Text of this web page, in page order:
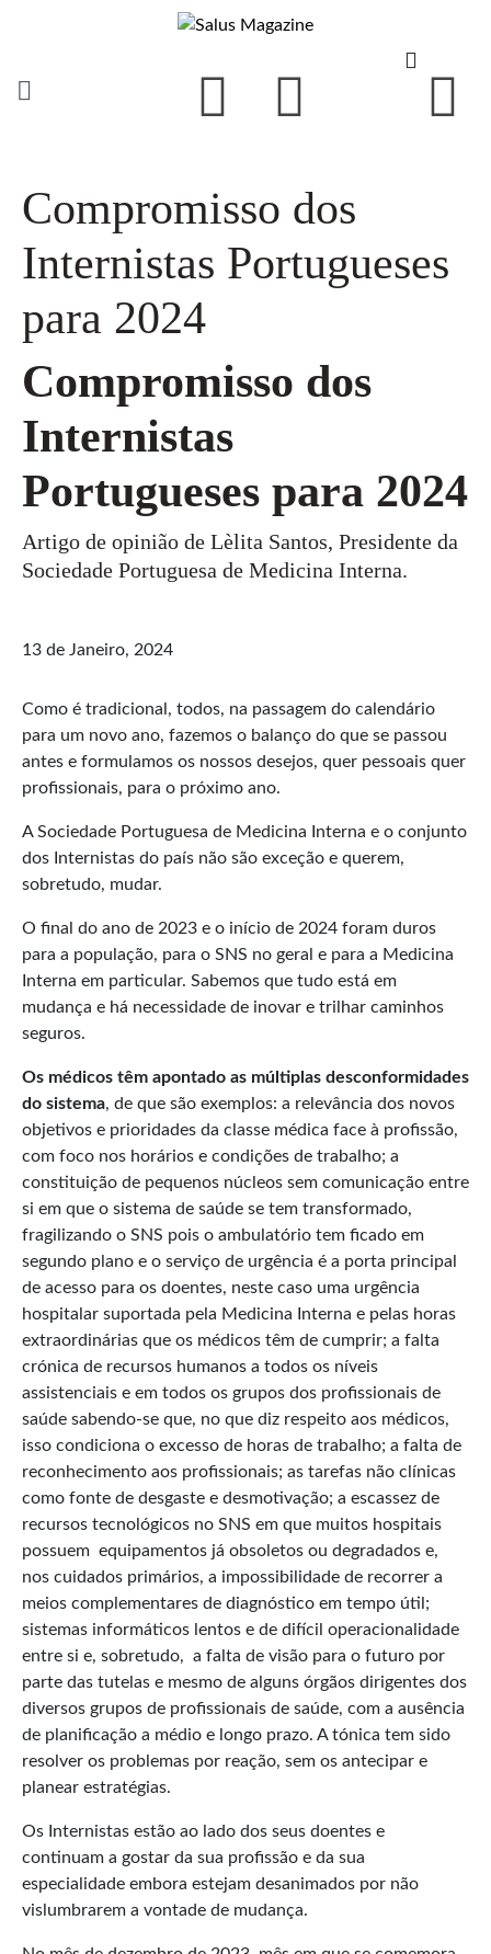
Compromisso dos
Internistas Portugueses
para 2024
Compromisso dos
Internistas
Portugueses para 2024
Artigo de opinião de Lèlita Santos, Presidente da
Sociedade Portuguesa de Medicina Interna.
13 de Janeiro, 2024
Como é tradicional, todos, na passagem do calendário
para um novo ano, fazemos o balanço do que se passou
antes e formulamos os nossos desejos, quer pessoais quer
profissionais, para o próximo ano.
A Sociedade Portuguesa de Medicina Interna e o conjunto
dos Internistas do país não são exceção e querem,
sobretudo, mudar.
O final do ano de 2023 e o início de 2024 foram duros
para a população, para o SNS no geral e para a Medicina
Interna em particular. Sabemos que tudo está em
mudança e há necessidade de inovar e trilhar caminhos
seguros.
Os médicos têm apontado as múltiplas desconformidades
do sistema, de que são exemplos: a relevância dos novos
objetivos e prioridades da classe médica face à profissão,
com foco nos horários e condições de trabalho; a
constituição de pequenos núcleos sem comunicação entre
si em que o sistema de saúde se tem transformado,
fragilizando o SNS pois o ambulatório tem ficado em
segundo plano e o serviço de urgência é a porta principal
de acesso para os doentes, neste caso uma urgência
hospitalar suportada pela Medicina Interna e pelas horas
extraordinárias que os médicos têm de cumprir; a falta
crónica de recursos humanos a todos os níveis
assistenciais e em todos os grupos dos profissionais de
saúde sabendo-se que, no que diz respeito aos médicos,
isso condiciona o excesso de horas de trabalho; a falta de
reconhecimento aos profissionais; as tarefas não clínicas
como fonte de desgaste e desmotivação; a escassez de
recursos tecnológicos no SNS em que muitos hospitais
possuem equipamentos já obsoletos ou degradados e,
nos cuidados primários, a impossibilidade de recorrer a
meios complementares de diagnóstico em tempo útil;
sistemas informáticos lentos e de difícil operacionalidade
entre si e, sobretudo, a falta de visão para o futuro por
parte das tutelas e mesmo de alguns órgãos dirigentes dos
diversos grupos de profissionais de saúde, com a ausência
de planificação a médio e longo prazo. A tónica tem sido
resolver os problemas por reação, sem os antecipar e
planear estratégias.
Os Internistas estão ao lado dos seus doentes e
continuam a gostar da sua profissão e da sua
especialidade embora estejam desanimados por não
vislumbrarem a vontade de mudança.